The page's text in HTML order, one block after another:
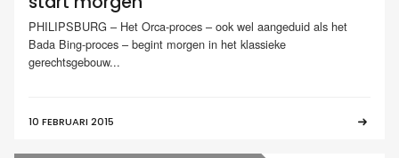
PHILIPSBURG – Het Orca-proces – ook wel aangeduid als het
Bada Bing-proces – begint morgen in het klassieke
gerechtsgebouw...
10 FEBRUARI 2015